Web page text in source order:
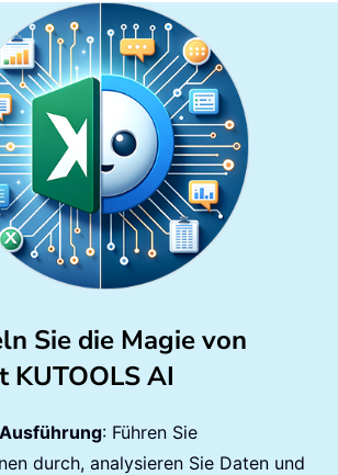
Sie die Magie von
KUTOOLS AI
: Führen Sie
durch, analysieren Sie Daten und